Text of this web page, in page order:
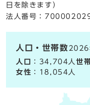
日を除きます）
法人番号：
人口・世帯数 2026
人口
：34,704人世
女性 ：18,054人